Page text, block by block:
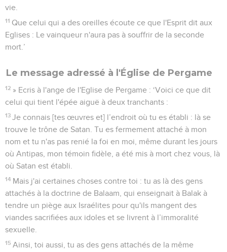
vie.
11 Que celui qui a des oreilles écoute ce que l'Esprit dit aux
Eglises : Le vainqueur n'aura pas à souffrir de la seconde
mort.’
Le message adressé à l'Église de Pergame
12 » Ecris à l'ange de l'Eglise de Pergame : ‘Voici ce que dit
celui qui tient l'épée aiguë à deux tranchants :
13 Je connais [tes œuvres et] l’endroit où tu es établi : là se
trouve le trône de Satan. Tu es fermement attaché à mon
nom et tu n'as pas renié la foi en moi, même durant les jours
où Antipas, mon témoin fidèle, a été mis à mort chez vous, là
où Satan est établi.
14 Mais j'ai certaines choses contre toi : tu as là des gens
attachés à la doctrine de Balaam, qui enseignait à Balak à
tendre un piège aux Israélites pour qu'ils mangent des
viandes sacrifiées aux idoles et se livrent à l’immoralité
sexuelle.
15 Ainsi, toi aussi, tu as des gens attachés de la même